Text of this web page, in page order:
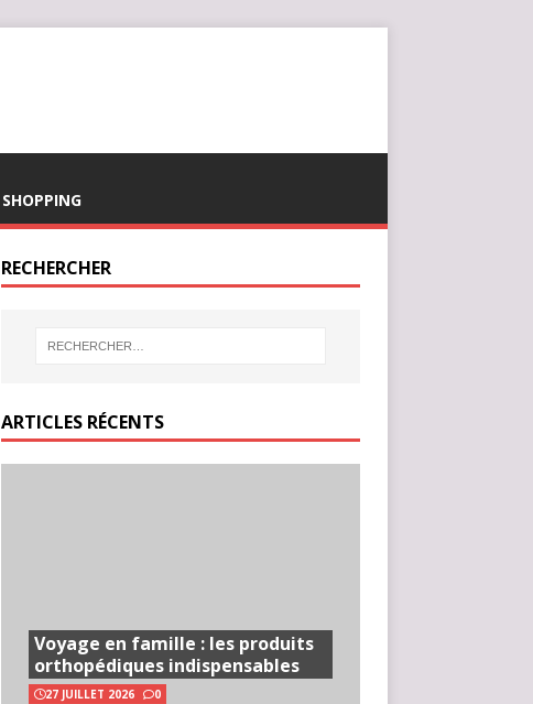
SHOPPING
RECHERCHER
ARTICLES RÉCENTS
Voyage en famille : les produits
orthopédiques indispensables
27 JUILLET 2026 0